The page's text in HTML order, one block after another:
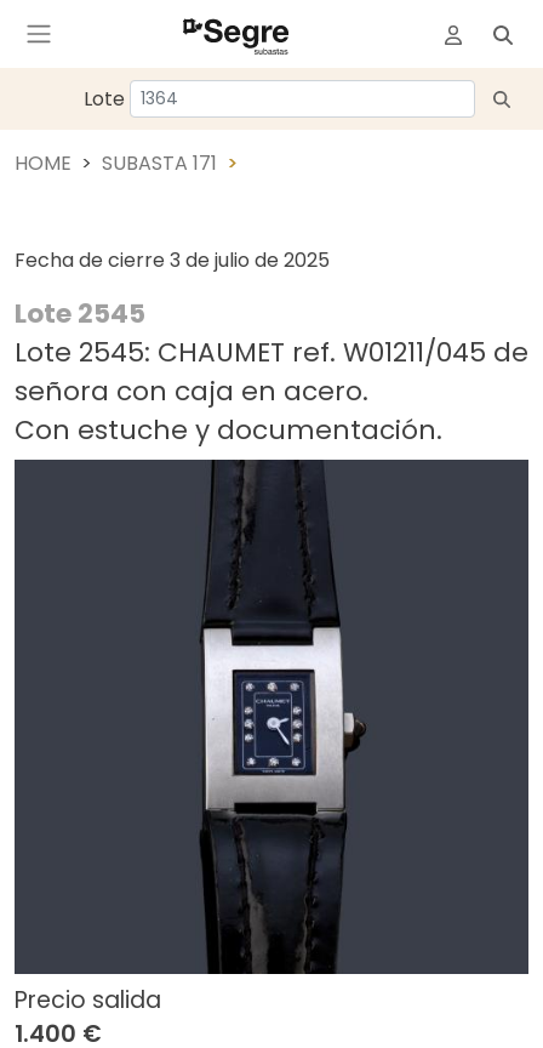
Lote
HOME SUBASTA 171
Fecha de cierre 3 de julio de 2025
Lote 2545
Lote 2545: CHAUMET ref. W01211/045 de
señora con caja en acero.
Con estuche y documentación.
Precio salida
1.400 €